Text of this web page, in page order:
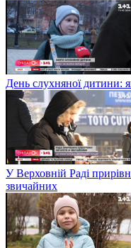
День слухняної дитини:
У Верховній Раді
звичайних